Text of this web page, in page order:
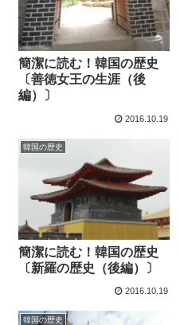
簡潔に読む！韓国の歴史
〔善徳女王の生涯（後
編）〕
2016.10.19
韓国の歴史
簡潔に読む！韓国の歴史
〔新羅の歴史（後編）〕
2016.10.19
韓国の歴史